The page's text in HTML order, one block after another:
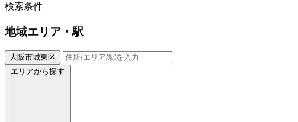
検索条件
地域エリア・駅
大阪市城東区
エリアから探す